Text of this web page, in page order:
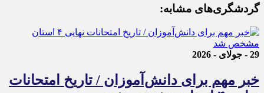
گردشگری‌های مشابه:
29 - جولای - 2026
خبر مهم برای دانش‌آموزان / تاریخ امتحانات